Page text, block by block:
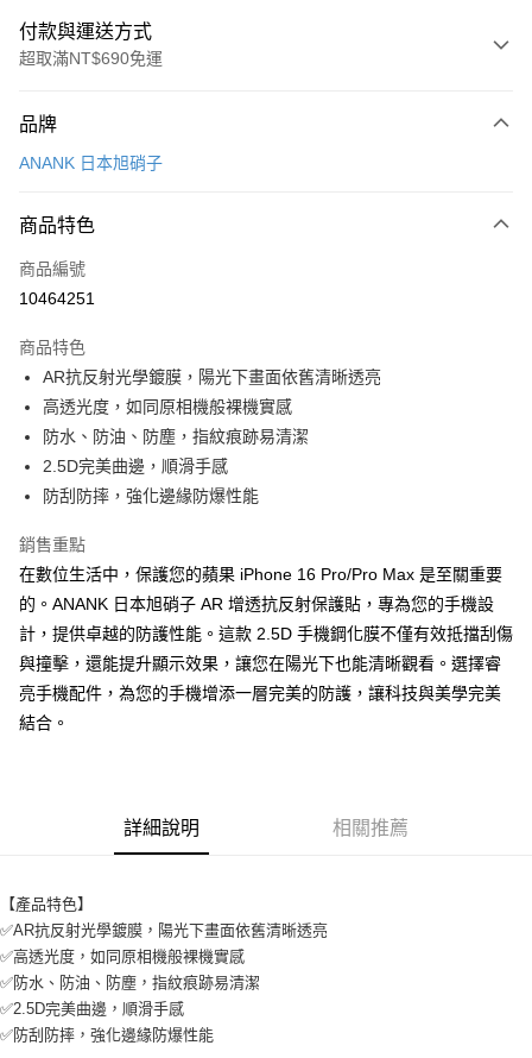
付款與運送方式
超取滿NT$690免運
信用卡一次付款
LINE Pay
Apple Pay
悠遊付
ATM付款
運送方式
全家取貨付款
付款後全家取貨
每筆NT$65，滿NT$690(含以上)免運費
7-11取貨付款
每筆NT$65，滿NT$690(含以上)免運費
付款後7-11取貨
每筆NT$100，滿NT$990(含以上)免運費
品牌
ANANK 日本旭硝子
商品特色
商品編號
10464251
商品特色
AR抗反射光學鍍膜，陽光下畫面依舊清晰透亮
高透光度，如同原相機般裸機實感
防水、防油、防塵，指紋痕跡易清潔
2.5D完美曲邊，順滑手感
防刮防摔，強化邊緣防爆性能
銷售重點
在數位生活中，保護您的蘋果 iPhone 16 Pro/Pro Max 是至關重要
的。ANANK 日本旭硝子 AR 增透抗反射保護貼，專為您的手機設
計，提供卓越的防護性能。這款 2.5D 手機鋼化膜不僅有效抵擋刮傷
與撞擊，還能提升顯示效果，讓您在陽光下也能清晰觀看。選擇睿
亮手機配件，為您的手機增添一層完美的防護，讓科技與美學完美
結合。
詳細說明 相關推薦
【產品特色】
✅AR抗反射光學鍍膜，陽光下畫面依舊清晰透亮
✅高透光度，如同原相機般裸機實感
✅防水、防油、防塵，指紋痕跡易清潔
✅2.5D完美曲邊，順滑手感
✅防刮防摔，強化邊緣防爆性能